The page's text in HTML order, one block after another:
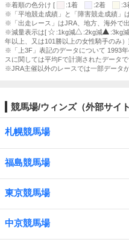
※着順の色分け [
:1着 :2着
:3
※「平地競走成績」と「障害競走成績」
※「出走レース」はJRA、地方、海外で
※減量表示は[
:1kg減 :2kg減 :3kg減
年以上、又は101勝以上の女性騎手のみ）]
※「上3F」表記のデータについて 1993
スに関しては平均Fで計測されたデータで
※JRA主催以外のレースでは一部データ
競馬場/ウィンズ（外部サイト
札幌競馬場
福島競馬場
東京競馬場
中京競馬場